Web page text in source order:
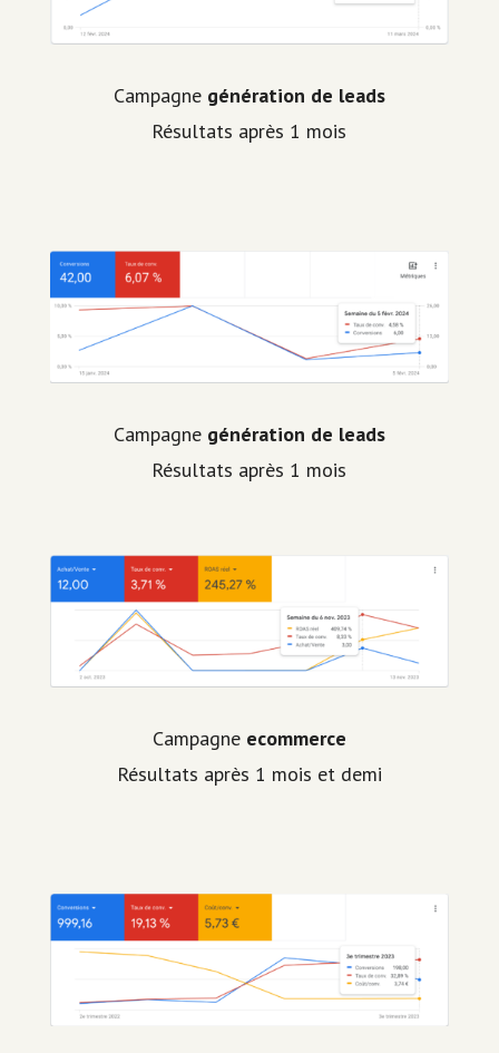
Campagne génération de leads
Résultats après 1 mois
Campagne génération de leads
Résultats après 1 mois
Campagne ecommerce
Résultats après 1 mois et demi